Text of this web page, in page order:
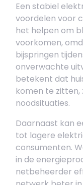
Een stabiel
voordelen voor
het helpen om
voorkomen,
bijspringen
onverwachte
betekent dat
komen te zitten,
noodsituaties.
Daarnaast kan
tot lagere
consumenten.
in de
netbeheerder